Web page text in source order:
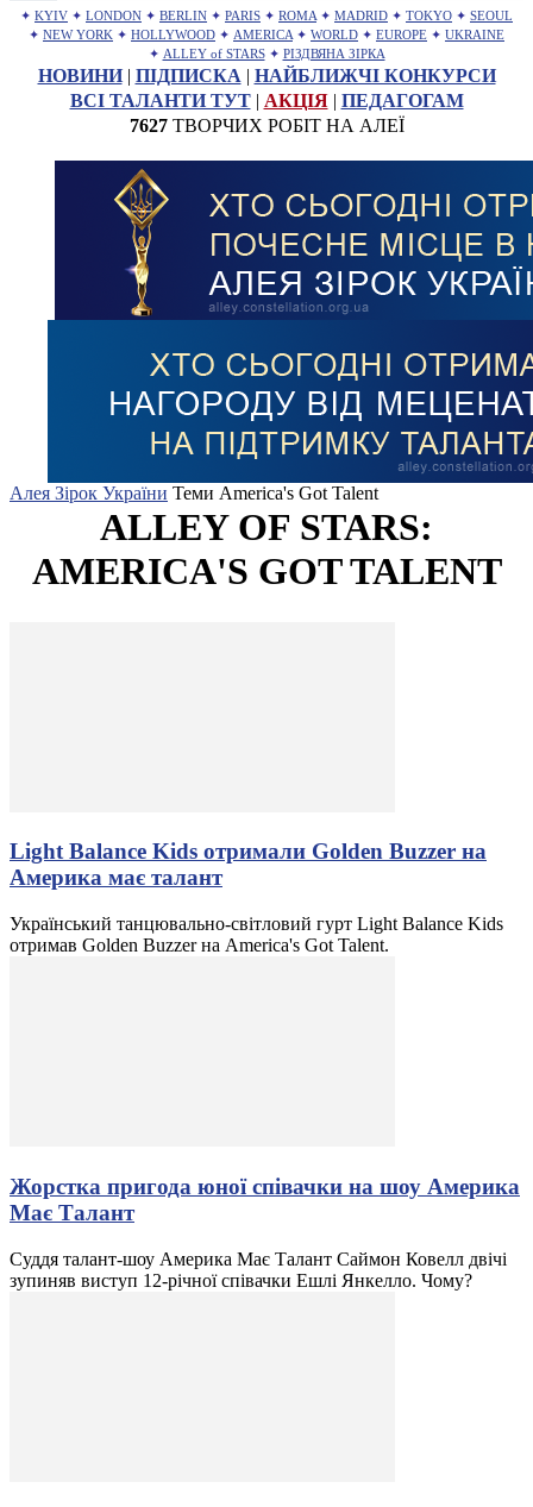
✦ KYIV ✦ LONDON ✦ BERLIN ✦ PARIS ✦ ROMA ✦ MADRID ✦ TOKYO ✦ SEOUL
✦ NEW YORK ✦ HOLLYWOOD ✦ AMERICA ✦ WORLD ✦ EUROPE ✦ UKRAINE
✦ ALLEY of STARS ✦ РІЗДВЯНА ЗІРКА
НОВИНИ| ПІДПИСКА | НАЙБЛИЖЧІ КОНКУРСИ
ВСІ ТАЛАНТИ ТУТ| АКЦІЯ| ПЕДАГОГАМ
7627ТВОРЧИХ РОБІТ НА АЛЕЇ
Алея Зірок України Теми America's Got Talent
ALLEY OF STARS:
AMERICA'S GOT TALENT
Light Balance Kids отримали Golden Buzzer на
Америка має талант
Український танцювально-світловий гурт Light Balance Kids
отримав Golden Buzzer на America's Got Talent.
Жорстка пригода юної співачки на шоу Америка
Має Талант
Суддя талант-шоу Америка Має Талант Саймон Ковелл двічі
зупиняв виступ 12-річної співачки Ешлі Янкелло. Чому?